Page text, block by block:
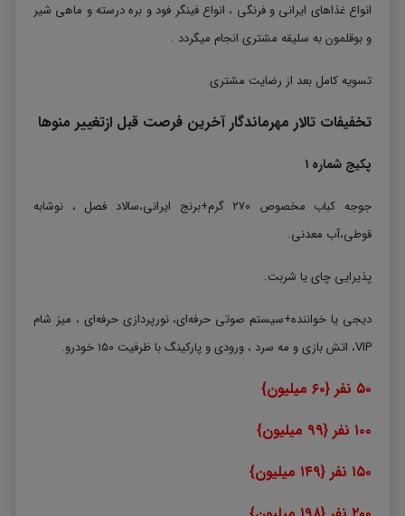
انواع غذاهای ایرانی و فرنگی ، انواع فینگر فود و بره درسته و ماهی شیر
و بوقلمون به سلیقه مشتری انجام میگردد .
تسویه کامل بعد از رضایت مشتری
تخفیفات تالار مهرماندگار آخرین فرصت قبل ازتغییر منوها
پکیج شماره ۱
جوجه کباب مخصوص ۲۷۰ گرم+برنج ایرانی،سالاد فصل ، نوشابه
قوطی،آب معدنی.
پذیرایی چای یا شربت.
دیجی یا خواننده+سیستم صوتی حرفه‌ای، نورپردازی حرفه‌ای ، میز شام
VIP، اتش بازی و مه سرد ، ورودی و پارکینگ با ظرفیت ۱۵۰ خودرو.
۵۰ نفر {۶۰ میلیون}
۱۰۰ نفر {۹۹ میلیون}
۱۵۰ نفر {۱۴۹ میلیون}